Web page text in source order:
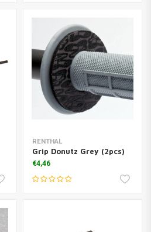
RENTHAL
Grip Donutz Grey (2pcs)
€4,46